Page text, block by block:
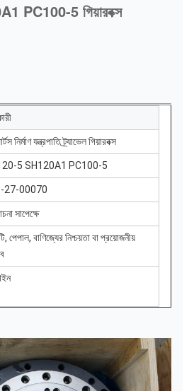
PC100-5 গিয়ারবক্স
নির্মাণ যন্ত্রপাতি ট্র্যাভেল গিয়ারবক্স
5 SH120A1 PC100-5
27-00070
সাপেক্ষে
পেপাল, বাণিজ্যের নিশ্চয়তা বা প্রয়োজনীয়